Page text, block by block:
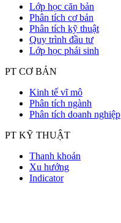
Lớp học căn bản
Phân tích cơ bản
Phân tích kỹ thuật
Quy trình đầu tư
Lớp học phái sinh
PT CƠ BẢN
Kinh tế vĩ mô
Phân tích ngành
Phân tích doanh nghiệp
PT KỸ THUẬT
Thanh khoản
Xu hướng
Indicator